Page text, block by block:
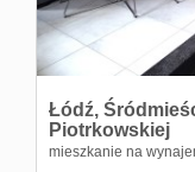
Łódź,
Piotrkowskiej
mieszkanie na